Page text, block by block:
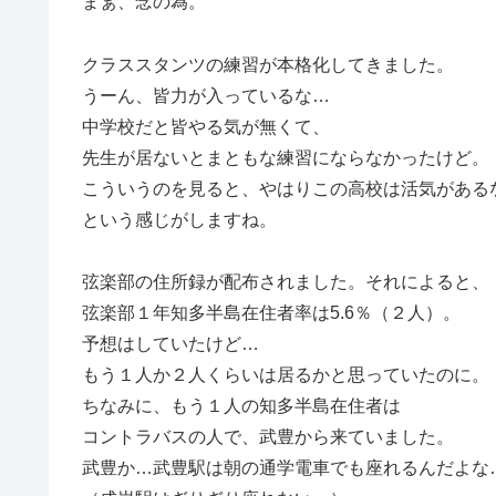
クラススタンツの練習が本格化してきました。
うーん、皆力が入っているな…
中学校だと皆やる気が無くて、
先生が居ないとまともな練習にならなかったけど。
こういうのを見ると、やはりこの高校は活気がある
という感じがしますね。
弦楽部の住所録が配布されました。それによると、
弦楽部１年知多半島在住者率は5.6％（２人）。
予想はしていたけど…
もう１人か２人くらいは居るかと思っていたのに。
ちなみに、もう１人の知多半島在住者は
コントラバスの人で、武豊から来ていました。
武豊か…武豊駅は朝の通学電車でも座れるんだよ